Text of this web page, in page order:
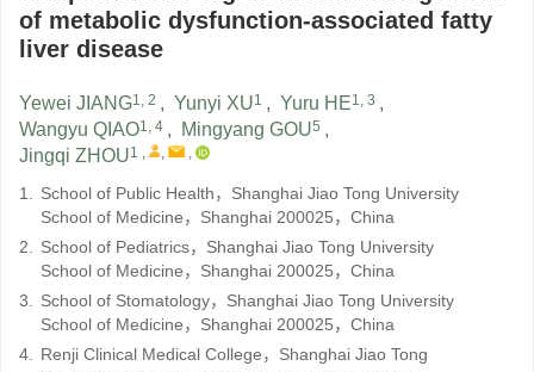
of metabolic dysfunction-associated fatty
liver disease
Yewei JIANG1, 2 , Yunyi XU1 , Yuru HE1, 3 ,
Wangyu QIAO1, 4 , Mingyang GOU5 ,
Jingqi ZHOU1 , , ,
1. School of Public Health，Shanghai Jiao Tong University
School of Medicine，Shanghai 200025，China
2. School of Pediatrics，Shanghai Jiao Tong University
School of Medicine，Shanghai 200025，China
3. School of Stomatology，Shanghai Jiao Tong University
School of Medicine，Shanghai 200025，China
4. Renji Clinical Medical College，Shanghai Jiao Tong